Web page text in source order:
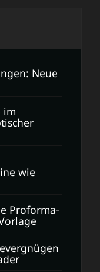
Neue
im
wie
Proforma-